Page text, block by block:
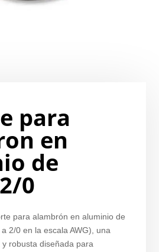
para
en
de
0
para alambrón en aluminio de
2/0 en la escala AWG), una
robusta diseñada para